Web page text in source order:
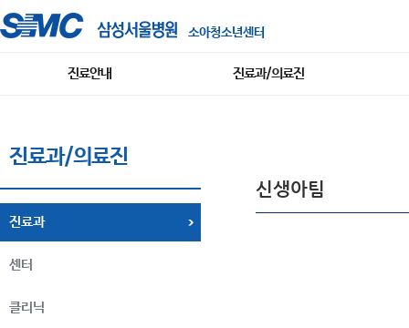
소아청소년센터
진료안내 진료과/의료진
진료과/의료진
진료과
센터
클리닉
신생아팀